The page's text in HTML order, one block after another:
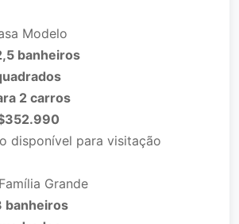
Modelo
banheiros
2 carros
disponível para visitação
Grande
banheiros